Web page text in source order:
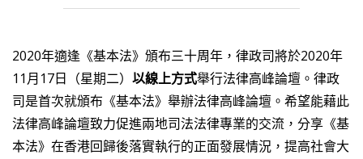
2020年適逢《基本法》頒布三十周年，律政司將於2020年
11月17日（星期二） 以線上方式舉行法律高峰論壇。律政
司是首次就頒布《基本法》舉辦法律高峰論壇。希望能藉此
法律高峰論壇致力促進兩地司法法律專業的交流，分享《基
本法》在香港回歸後落實執行的正面發展情況，提高社會大